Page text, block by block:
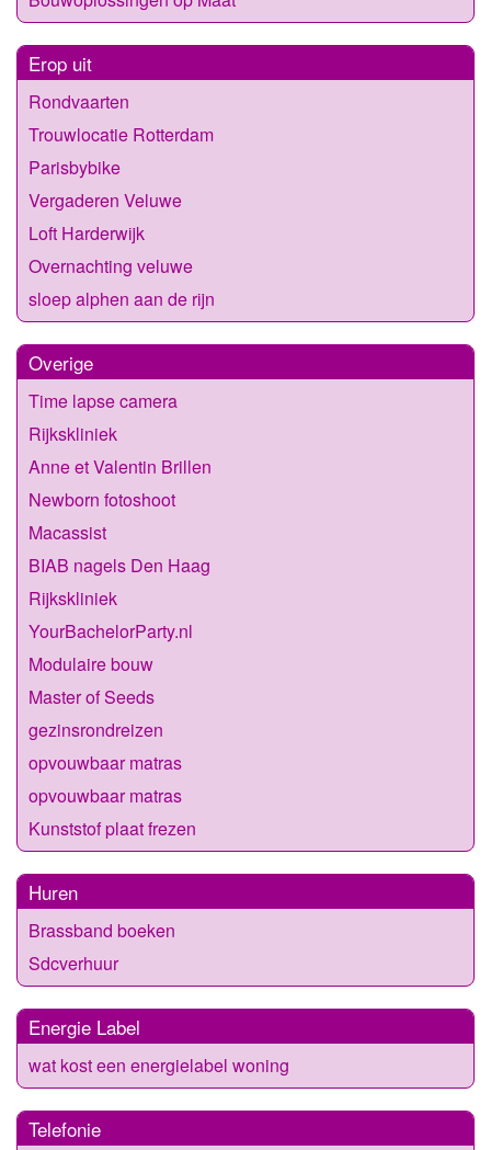
Erop uit
Rondvaarten
Trouwlocatie Rotterdam
Parisbybike
Vergaderen Veluwe
Loft Harderwijk
Overnachting veluwe
sloep alphen aan de rijn
Overige
Time lapse camera
Rijkskliniek
Anne et Valentin Brillen
Newborn fotoshoot
Macassist
BIAB nagels Den Haag
Rijkskliniek
YourBachelorParty.nl
Modulaire bouw
Master of Seeds
gezinsrondreizen
opvouwbaar matras
opvouwbaar matras
Kunststof plaat frezen
Huren
Brassband boeken
Sdcverhuur
Energie Label
wat kost een energielabel woning
Telefonie